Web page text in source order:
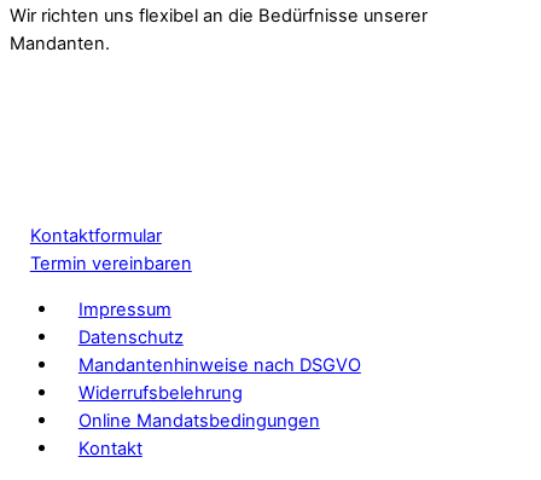
Wir richten uns flexibel an die Bedürfnisse unserer
Mandanten.
Kontaktformular
Termin vereinbaren
Impressum
Datenschutz
Mandantenhinweise nach DSGVO
Widerrufsbelehrung
Online Mandatsbedingungen
Kontakt